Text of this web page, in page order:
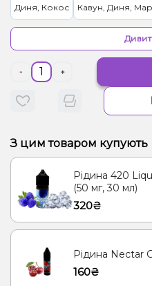
Диня, Кокос Кавун, Диня,
Вишня/Черешня, Полуниця,
Вишня/Черешня, Лимон,
Лід/Холодок, Чорниця/Лохина
- +
З цим товаром купують
Рідина 420
(50 мг, 30 мл)
320₴
Рідина Nectar
160₴